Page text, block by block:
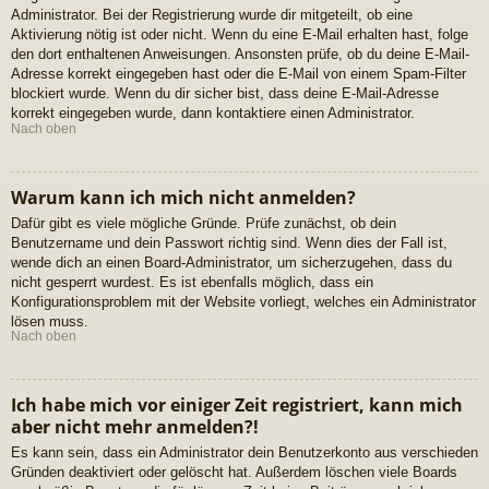
Administrator. Bei der Registrierung wurde dir mitgeteilt, ob eine
Aktivierung nötig ist oder nicht. Wenn du eine E-Mail erhalten hast, folge
den dort enthaltenen Anweisungen. Ansonsten prüfe, ob du deine E-Mail-
Adresse korrekt eingegeben hast oder die E-Mail von einem Spam-Filter
blockiert wurde. Wenn du dir sicher bist, dass deine E-Mail-Adresse
korrekt eingegeben wurde, dann kontaktiere einen Administrator.
Nach oben
Warum kann ich mich nicht anmelden?
Dafür gibt es viele mögliche Gründe. Prüfe zunächst, ob dein
Benutzername und dein Passwort richtig sind. Wenn dies der Fall ist,
wende dich an einen Board-Administrator, um sicherzugehen, dass du
nicht gesperrt wurdest. Es ist ebenfalls möglich, dass ein
Konfigurationsproblem mit der Website vorliegt, welches ein Administrator
lösen muss.
Nach oben
Ich habe mich vor einiger Zeit registriert, kann mich
aber nicht mehr anmelden?!
Es kann sein, dass ein Administrator dein Benutzerkonto aus verschieden
Gründen deaktiviert oder gelöscht hat. Außerdem löschen viele Boards